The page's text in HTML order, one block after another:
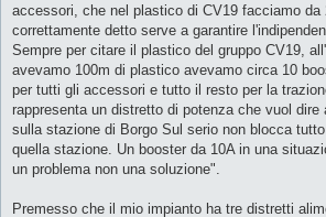
i
o
accessori, che nel plastico di CV19 facciamo
correttamente detto serve a garantire
Sempre per citare il plastico del gruppo CV19,
avevamo 100m di plastico avevamo circa 10
per tutti gli accessori e tutto il resto per la
rappresenta un distretto di potenza che vuol
sulla stazione di Borgo Sul serio non blocca
quella stazione. Un booster da 10A in una
un problema non una soluzione".
Premesso che il mio impianto ha tre distretti